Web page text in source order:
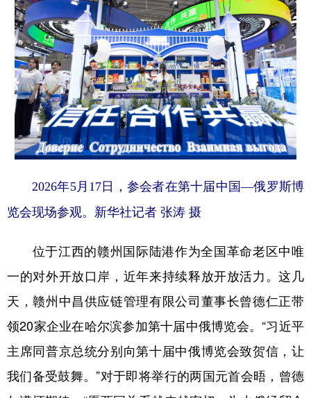
2026年5月17日，参会者在第十届中国—俄罗斯博
览会现场参观。新华社记者 张涛 摄
位于江西的赣州国际陆港作为全国革命老区中唯
一的对外开放口岸，近年来持续释放开放活力。这几
天，赣州中昌供应链管理有限公司董事长曾德仁正带
领20家企业在哈尔滨参加第十届中俄博览会。“习近平
主席同普京总统分别向第十届中俄博览会致贺信，让
我们备受鼓舞。”对于即将举行的两国元首会晤，曾德